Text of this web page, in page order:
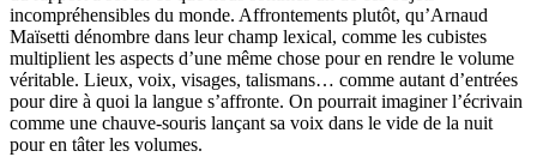
incompréhensibles du monde. Affrontements plutôt, qu’Arnaud
Maïsetti dénombre dans leur champ lexical, comme les cubistes
multiplient les aspects d’une même chose pour en rendre le volume
véritable. Lieux, voix, visages, talismans… comme autant d’entrées
pour dire à quoi la langue s’affronte. On pourrait imaginer l’écrivain
comme une chauve-souris lançant sa voix dans le vide de la nuit
pour en tâter les volumes.